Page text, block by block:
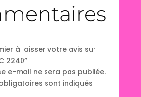
à laisser votre avis sur
2240”
e-mail ne sera pas publiée.
sont indiqués